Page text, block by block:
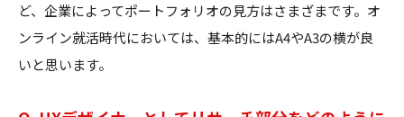
ど、企業によってポートフォリオの見方はさまざまです。オ
ンライン就活時代においては、基本的にはA4やA3の横が良
いと思います。